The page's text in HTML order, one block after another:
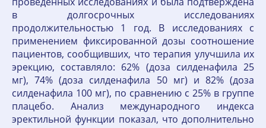
в долгосрочных исследованиях
продолжительностью 1 год. В исследованиях с
применением фиксированной дозы соотношение
пациентов, сообщивших, что терапия улучшила их
эрекцию, составляло: 62% (доза силденафила 25
мг), 74% (доза силденафила 50 мг) и 82% (доза
силденафила 100 мг), по сравнению с 25% в группе
плацебо. Анализ международного индекса
эректильной функции показал, что дополнительно